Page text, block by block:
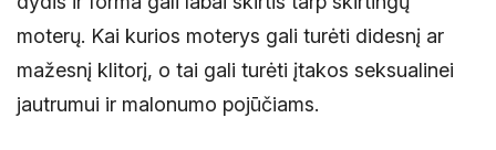
moterų. Kai kurios moterys gali turėti didesnį ar
mažesnį klitorį, o tai gali turėti įtakos seksualinei
jautrumui ir malonumo pojūčiams.